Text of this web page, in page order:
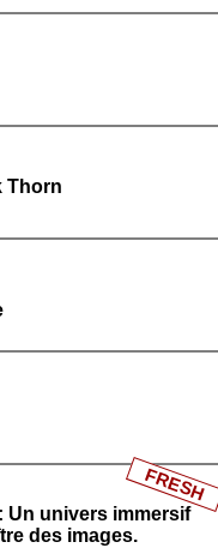
Thorn
Un univers immersif
des images.
FRESH